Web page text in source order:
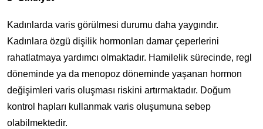
Kadınlarda varis görülmesi durumu daha yaygındır.
Kadınlara özgü dişilik hormonları damar çeperlerini
rahatlatmaya yardımcı olmaktadır. Hamilelik sürecinde, regl
döneminde ya da menopoz döneminde yaşanan hormon
değişimleri varis oluşması riskini artırmaktadır. Doğum
kontrol hapları kullanmak varis oluşumuna sebep
olabilmektedir.